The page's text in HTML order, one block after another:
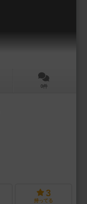
0件
3
持ってる